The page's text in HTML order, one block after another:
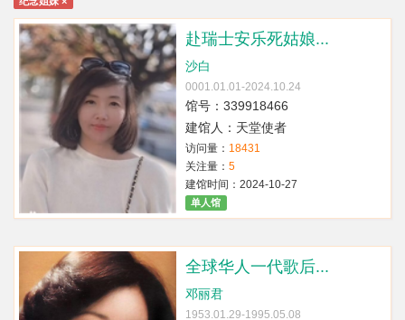
赴瑞士安乐死姑娘...
沙白
0001.01.01-2024.10.24
馆号：339918466
建馆人：天堂使者
访问量： 18431
关注量： 5
建馆时间：2024-10-27
单人馆
全球华人一代歌后...
邓丽君
1953.01.29-1995.05.08